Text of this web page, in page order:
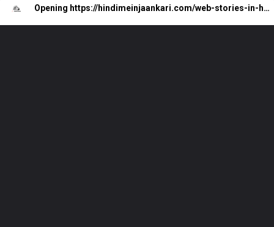
Opening https://hindimeinjaankari.com/web-stories-in-hindi/